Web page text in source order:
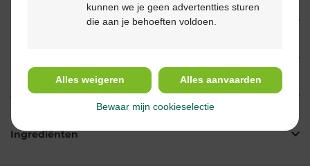
Eigenschappen
Gebruik
Ingrediënten
kunnen we je geen advertentties sturen
die aan je behoeften voldoen.
Alles weigeren Alles aanvaarden
Bewaar mijn cookieselectie